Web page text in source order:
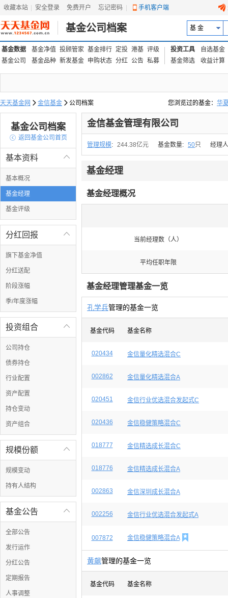
收藏本站 安全登录 免费开户 忘记密码 手机客户端
基金公司档案 基 金
基金数据 基金净值 投顾管家 基金排行 定投 港基 评级
基金公司
基金品种 新发基金 申购状态 分红 公告 私募
投资工具
自选基金
基金筛选
收益计算
天天基金网  金信基金  公司档案 您浏览过的基金： 华
易方达上证中盘ETF联
基金公司档案
 返回基金公司首页

基本资料
基本概况
基金经理
基金评级

分红回报
旗下基金净值
分红送配
阶段涨幅
季/年度涨幅

投资组合
公司持仓
债券持仓
行业配置
资产配置
持仓变动
资产组合

规模份额
规模变动
持有人结构

基金公告
全部公告
发行运作
分红公告
定期报告
人事调整
金信基金管理有限公司
管理规模: 244.38亿元 基金数量: 50只 经理
基金经理
基金经理概况
当前经理数（人）
平均任职年限
基金经理管理基金一览
孔学兵管理的基金一览
基金代码 基金名称
020434 金信量化精选混合C
002862 金信量化精选混合A
020451 金信行业优选混合发起式C
020436 金信稳健策略混合C
018777 金信精选成长混合C
018776 金信精选成长混合A
002863 金信深圳成长混合A
002256 金信行业优选混合发起式A
007872 金信稳健策略混合A 
黄飙管理的基金一览
基金代码 基金名称